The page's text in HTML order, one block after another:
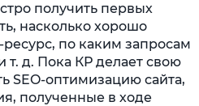
получить первых
насколько хорошо
по каким запросам
т. д. Пока КР делает свою
SEO-оптимизацию сайта,
полученные в ходе